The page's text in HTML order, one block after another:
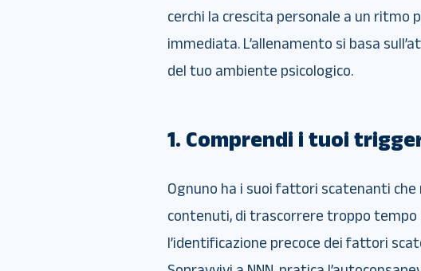
cerchi la crescita personale a un
immediata. L’allenamento si basa
del tuo ambiente psicologico.
1. Comprendi i tuoi
Ognuno ha i suoi fattori scatenanti che
contenuti, di trascorrere troppo tempo
l’identificazione precoce dei fattori